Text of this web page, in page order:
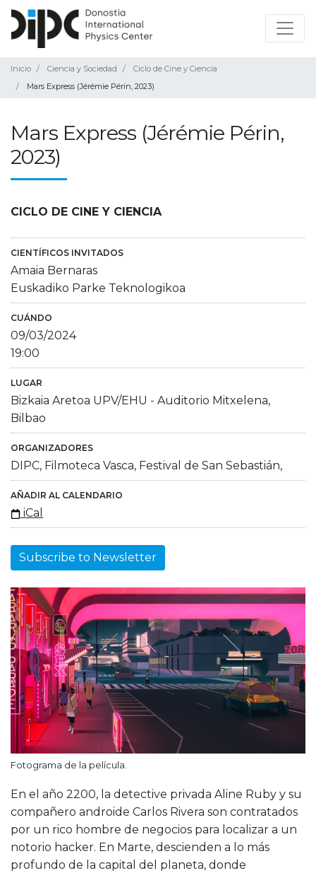
Inicio Ciencia y Sociedad
Ciclo de Cine y Ciencia
Mars Express (Jérémie Périn, 2023)
Mars Express (Jérémie Périn,
2023)
CICLO DE CINE Y CIENCIA
CIENTÍFICOS INVITADOS
Amaia Bernaras
Euskadiko Parke Teknologikoa
CUÁNDO
09/03/2024
19:00
LUGAR
Bizkaia Aretoa UPV/EHU - Auditorio Mitxelena,
Bilbao
ORGANIZADORES
DIPC, Filmoteca Vasca, Festival de San Sebastián,
AÑADIR AL CALENDARIO
iCal
Subscribe to Newsletter
Fotograma de la película.
En el año 2200, la detective privada Aline Ruby y su
compañero androide Carlos Rivera son contratados
por un rico hombre de negocios para localizar a un
notorio hacker. En Marte, descienden a lo más
profundo de la capital del planeta, donde